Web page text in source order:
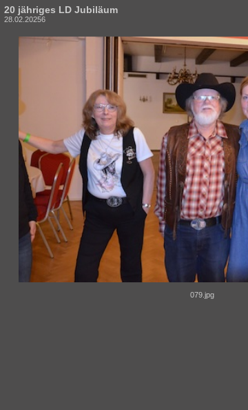
20 jähriges LD Jubiläum
28.02.20256
079.jpg